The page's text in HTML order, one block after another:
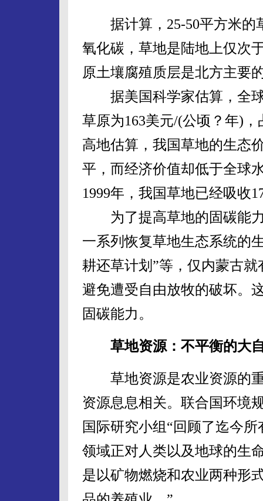
据计算，25-50平方米的
氧化碳，草地是陆地上仅次
原土壤腐殖质层是北方主要
据美国科学家估算，全球
草原为163美元/(公顷？年)
高地估算，我国草地的生态
平，而经济价值却低于全球
1999年，我国草地已经吸收
为了提高草地的固碳能力
一系列恢复草地生态系统的
耕还草计划”等，仅内蒙古
避免遭受自由放牧的破坏。
固碳能力。
草地资源：不平衡的大
草地资源是农业资源的重
资源息息相关。联合国环境
国际研究小组“回顾了迄今
领域正对人类以及地球的
是以矿物燃烧和农业两种形